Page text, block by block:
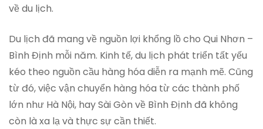
về du lịch.
Du lịch đã mang về nguồn lợi khổng lồ cho Qui Nhơn –
Bình Định mỗi năm. Kinh tế, du lịch phát triển tất yếu
kéo theo nguồn cầu hàng hóa diễn ra mạnh mẽ. Cũng
từ đó, việc vận chuyển hàng hóa từ các thành phố
lớn như Hà Nội, hay Sài Gòn về Bình Định đã không
còn là xa lạ và thực sự cần thiết.